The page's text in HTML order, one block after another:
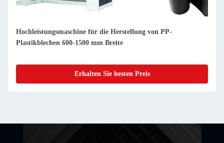
Hochleistungsmaschine für die Herstellung von PP-
Plastikblechen 600-1500 mm Breite
Erhalten Sie besten Preis